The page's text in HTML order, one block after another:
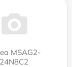
MSAG2-
24N8C2